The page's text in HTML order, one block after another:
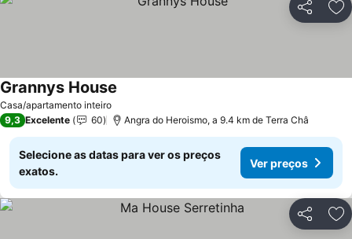
Partilhar
Casa/apartamento inteiro
Grannys House
9,3 Excelente 60 Angra do Heroismo, a 9.4 km de Terra Châ
Selecione as datas para ver os preços
exatos.
Ver preços
Partilhar